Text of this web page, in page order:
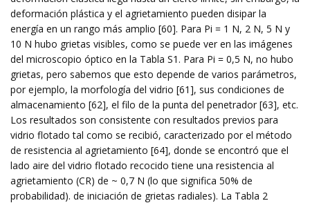
deformación plástica y el agrietamiento pueden disipar la
energía en un rango más amplio [60]. Para Pi = 1 N, 2 N, 5 N y
10 N hubo grietas visibles, como se puede ver en las imágenes
del microscopio óptico en la Tabla S1. Para Pi = 0,5 N, no hubo
grietas, pero sabemos que esto depende de varios parámetros,
por ejemplo, la morfología del vidrio [61], sus condiciones de
almacenamiento [62], el filo de la punta del penetrador [63], etc.
Los resultados son consistente con resultados previos para
vidrio flotado tal como se recibió, caracterizado por el método
de resistencia al agrietamiento [64], donde se encontró que el
lado aire del vidrio flotado recocido tiene una resistencia al
agrietamiento (CR) de ~ 0,7 N (lo que significa 50% de
probabilidad). de iniciación de grietas radiales). La Tabla 2